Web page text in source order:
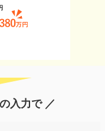
入力で ／